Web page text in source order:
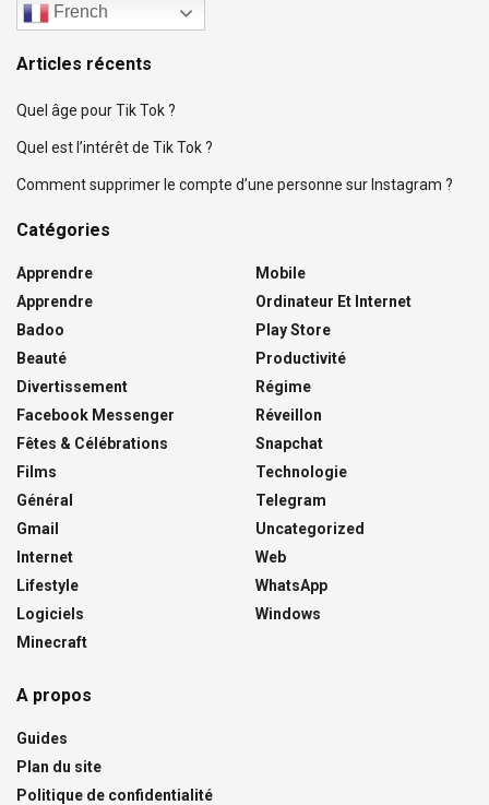
French
Articles récents
Quel âge pour Tik Tok ?
Quel est l’intérêt de Tik Tok ?
Comment supprimer le compte d’une personne sur Instagram ?
Catégories
Apprendre
Apprendre
Badoo
Beauté
Divertissement
Facebook Messenger
Fêtes & Célébrations
Films
Général
Gmail
Internet
Lifestyle
Logiciels
Minecraft
Mobile
Ordinateur Et Internet
Play Store
Productivité
Régime
Réveillon
Snapchat
Technologie
Telegram
Uncategorized
Web
WhatsApp
Windows
A propos
Guides
Plan du site
Politique de confidentialité